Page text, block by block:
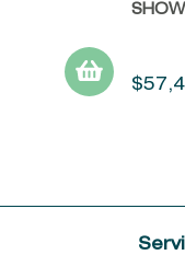
$57,